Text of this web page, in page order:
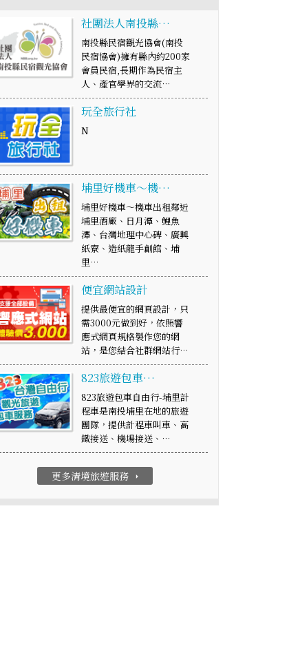
社團法人南投縣…
南投縣民宿觀光協會(南投
民宿協會)擁有縣內約200家
會員民宿,長期作為民宿主
人、產官學界的交流…
玩全旅行社
N
埔里好機車～機…
埔里好機車～機車出租鄰近
埔里酒廠、日月潭、鯉魚
潭、台灣地理中心碑、廣興
紙寮、造紙龍手創館、埔
里…
便宜網站設計
提供最便宜的網頁設計，只
需3000元做到好，依照響
應式網頁規格製作您的網
站，是您結合社群網站行…
823旅遊包車…
823旅遊包車自由行-埔里計
程車是南投埔里在地的旅遊
團隊，提供計程車叫車、高
鐵接送、機場接送、…
更多清境旅遊服務 arrow_right